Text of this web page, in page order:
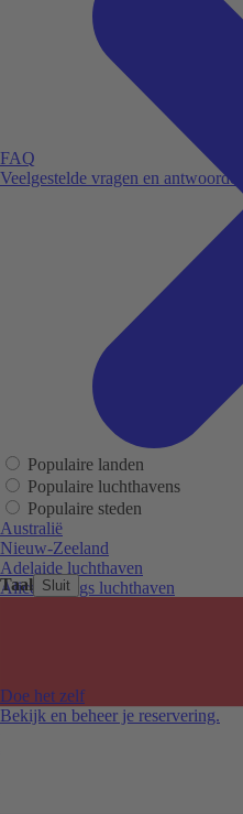
Taal Sluit
FAQ
Veelgestelde vragen en antwoorden.
Doe het zelf
Bekijk en beheer je reservering.
Populaire landen
Populaire luchthavens
Populaire steden
Australië
Nieuw-Zeeland
Adelaide luchthaven
Alice Springs luchthaven
Melbourne Tullamarine luchthaven
Perth luchthaven
Sydney luchthaven